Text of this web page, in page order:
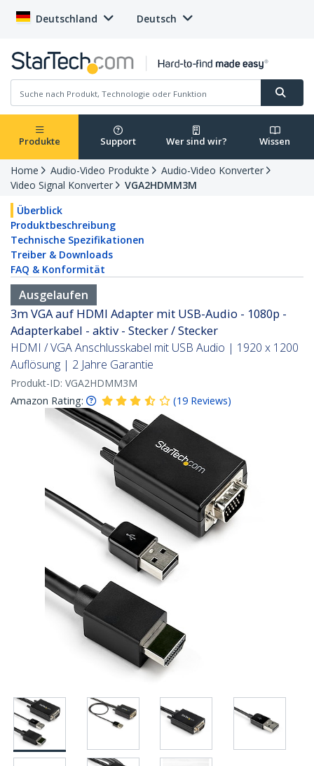
Deutschland Deutsch
Produkte Support Wer sind wir? Wissen
Home Audio-Video Produkte
Audio-Video Konverter
Video Signal Konverter
VGA2HDMM3M
Überblick
Produktbeschreibung
Technische Spezifikationen
Treiber & Downloads
FAQ & Konformität
Ausgelaufen
3m VGA auf HDMI Adapter mit USB-Audio - 1080p -
Adapterkabel - aktiv - Stecker / Stecker
HDMI / VGA Anschlusskabel mit USB Audio | 1920 x 1200
Auflösung | 2 Jahre Garantie
Produkt-ID: VGA2HDMM3M
Amazon Rating:
(19 Reviews)